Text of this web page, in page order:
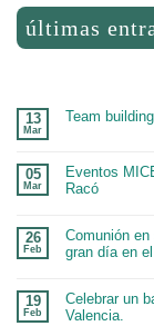
últimas
13
Mar
Team
05
Mar
Eventos
Racó
26
Feb
Comunión
gran día en
19
Feb
Celebrar un
Valencia.